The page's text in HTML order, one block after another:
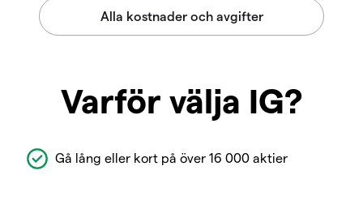
Varför välja IG?
Gå lång eller kort på över 16 000 aktier